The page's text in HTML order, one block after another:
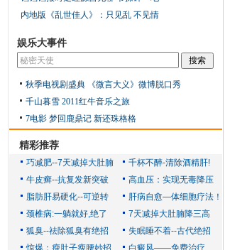
内地版《乱世佳人》：只见乱 不见情
娱乐大事件
秋季电视剧盛典
《微言大义》微博脱口秀
千山暮雪 2011红牛音乐之旅
7电影 梦回鹿鼎记 新还珠格格
精彩推荐